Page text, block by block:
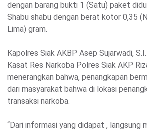
dengan barang bukti 1 (Satu) paket
Shabu shabu dengan berat kotor 0,35
Lima) gram.
Kapolres Siak AKBP Asep Sujarwadi,
Kasat Res Narkoba Polres Siak AKP
menerangkan bahwa, penangkapan
dari masyarakat bahwa di lokasi
transaksi narkoba.
“Dari informasi yang didapat , langsung